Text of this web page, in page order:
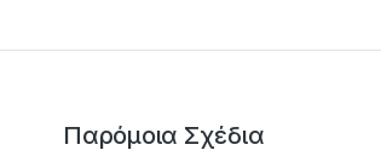
Παρόμοια Σχέδια